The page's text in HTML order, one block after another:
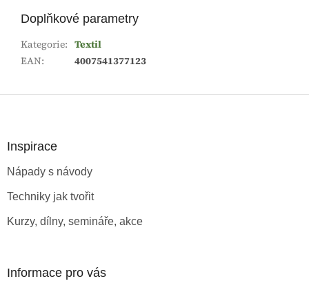
Doplňkové parametry
Kategorie: Textil
EAN: 4007541377123
Inspirace
Nápady s návody
Techniky jak tvořit
Kurzy, dílny, semináře, akce
Informace pro vás